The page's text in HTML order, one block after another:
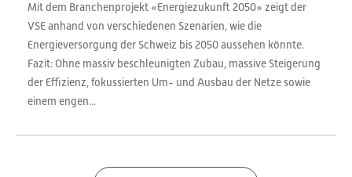
Mit dem Branchenprojekt «Energiezukunft 2050» zeigt der
VSE anhand von verschiedenen Szenarien, wie die
Energieversorgung der Schweiz bis 2050 aussehen könnte.
Fazit: Ohne massiv beschleunigten Zubau, massive Steigerung
der Effizienz, fokussierten Um- und Ausbau der Netze sowie
einem engen...